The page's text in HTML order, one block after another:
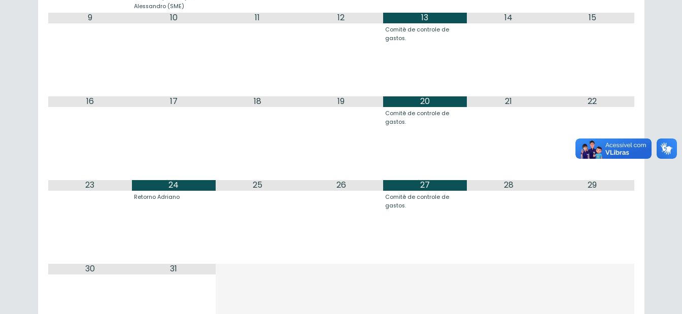
Alessandro (SME)
9 10 11 12 13
Comitê de controle de
gastos.
14 15
16 17 18 19 20
Comitê de controle de
gastos.
21 22
23 24
Retorno Adriano
25 26 27
Comitê de controle de
gastos.
28 29
30 31